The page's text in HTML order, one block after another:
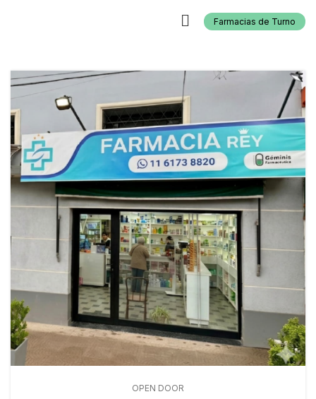
Farmacias de Turno
OPEN DOOR